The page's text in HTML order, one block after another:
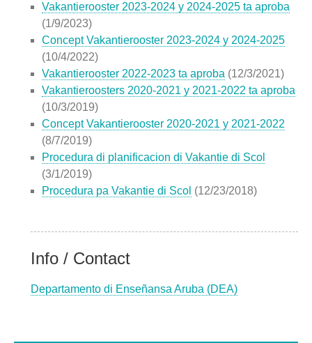
Vakantierooster 2023-2024 y 2024-2025 ta aproba
(1/9/2023)
Concept Vakantierooster 2023-2024 y 2024-2025
(10/4/2022)
Vakantierooster 2022-2023 ta aproba (12/3/2021)
Vakantieroosters 2020-2021 y 2021-2022 ta aproba
(10/3/2019)
Concept Vakantierooster 2020-2021 y 2021-2022
(8/7/2019)
Procedura di planificacion di Vakantie di Scol
(3/1/2019)
Procedura pa Vakantie di Scol (12/23/2018)
Info / Contact
Departamento di Enseñansa Aruba (DEA)